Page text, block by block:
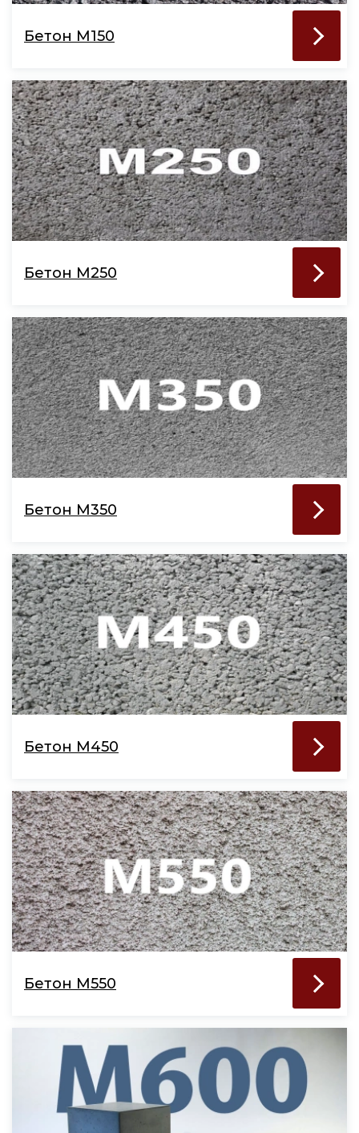
Бетон М150
Бетон М250
Бетон М350
Бетон М450
Бетон М550